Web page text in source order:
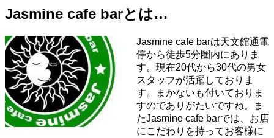
Jasmine cafe barとは…
Jasmine cafe barは天文館通電
停から徒歩5分圏内にありま
す。現在20代から30代の男女
スタッフが活躍しておりま
す。まかないも付いておりま
すのでありがたいですね。ま
たJasmine cafe barでは、お店
にこだわりを持ってお客様に